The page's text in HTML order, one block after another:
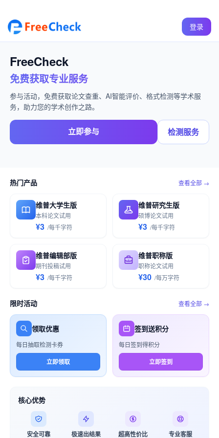
登录
FreeCheck
免费获取专业服务
参与活动，免费获取论文查重、AI智能评价、格式检测等学术服
务，助力您的学术创作之路。
立即参与 检测服务
热门产品 查看全部 →
维普大学生版
本科论文试用
¥3 /每千字符
维普研究生版
硕博论文试用
¥3 /每千字符
维普编辑部版
期刊投稿试用
¥3 /每千字符
维普职称版
职称论文试用
¥30 /每万字符
限时活动 查看全部 →
领取优惠
每日抽取检测卡券
立即领取
签到送积分
每日签到得积分
立即签到
核心优势
安全可靠 极速出结果 超高性价比 专业客服